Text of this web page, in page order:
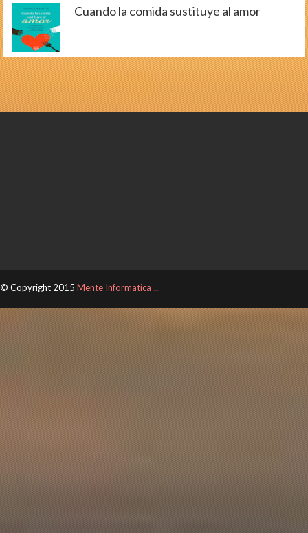
Cuando la comida sustituye al amor
© Copyright 2015 Mente Informatica